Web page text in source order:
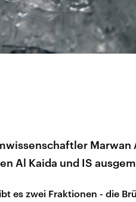
Marwan
Al Kaida und IS
es zwei Fraktionen - die